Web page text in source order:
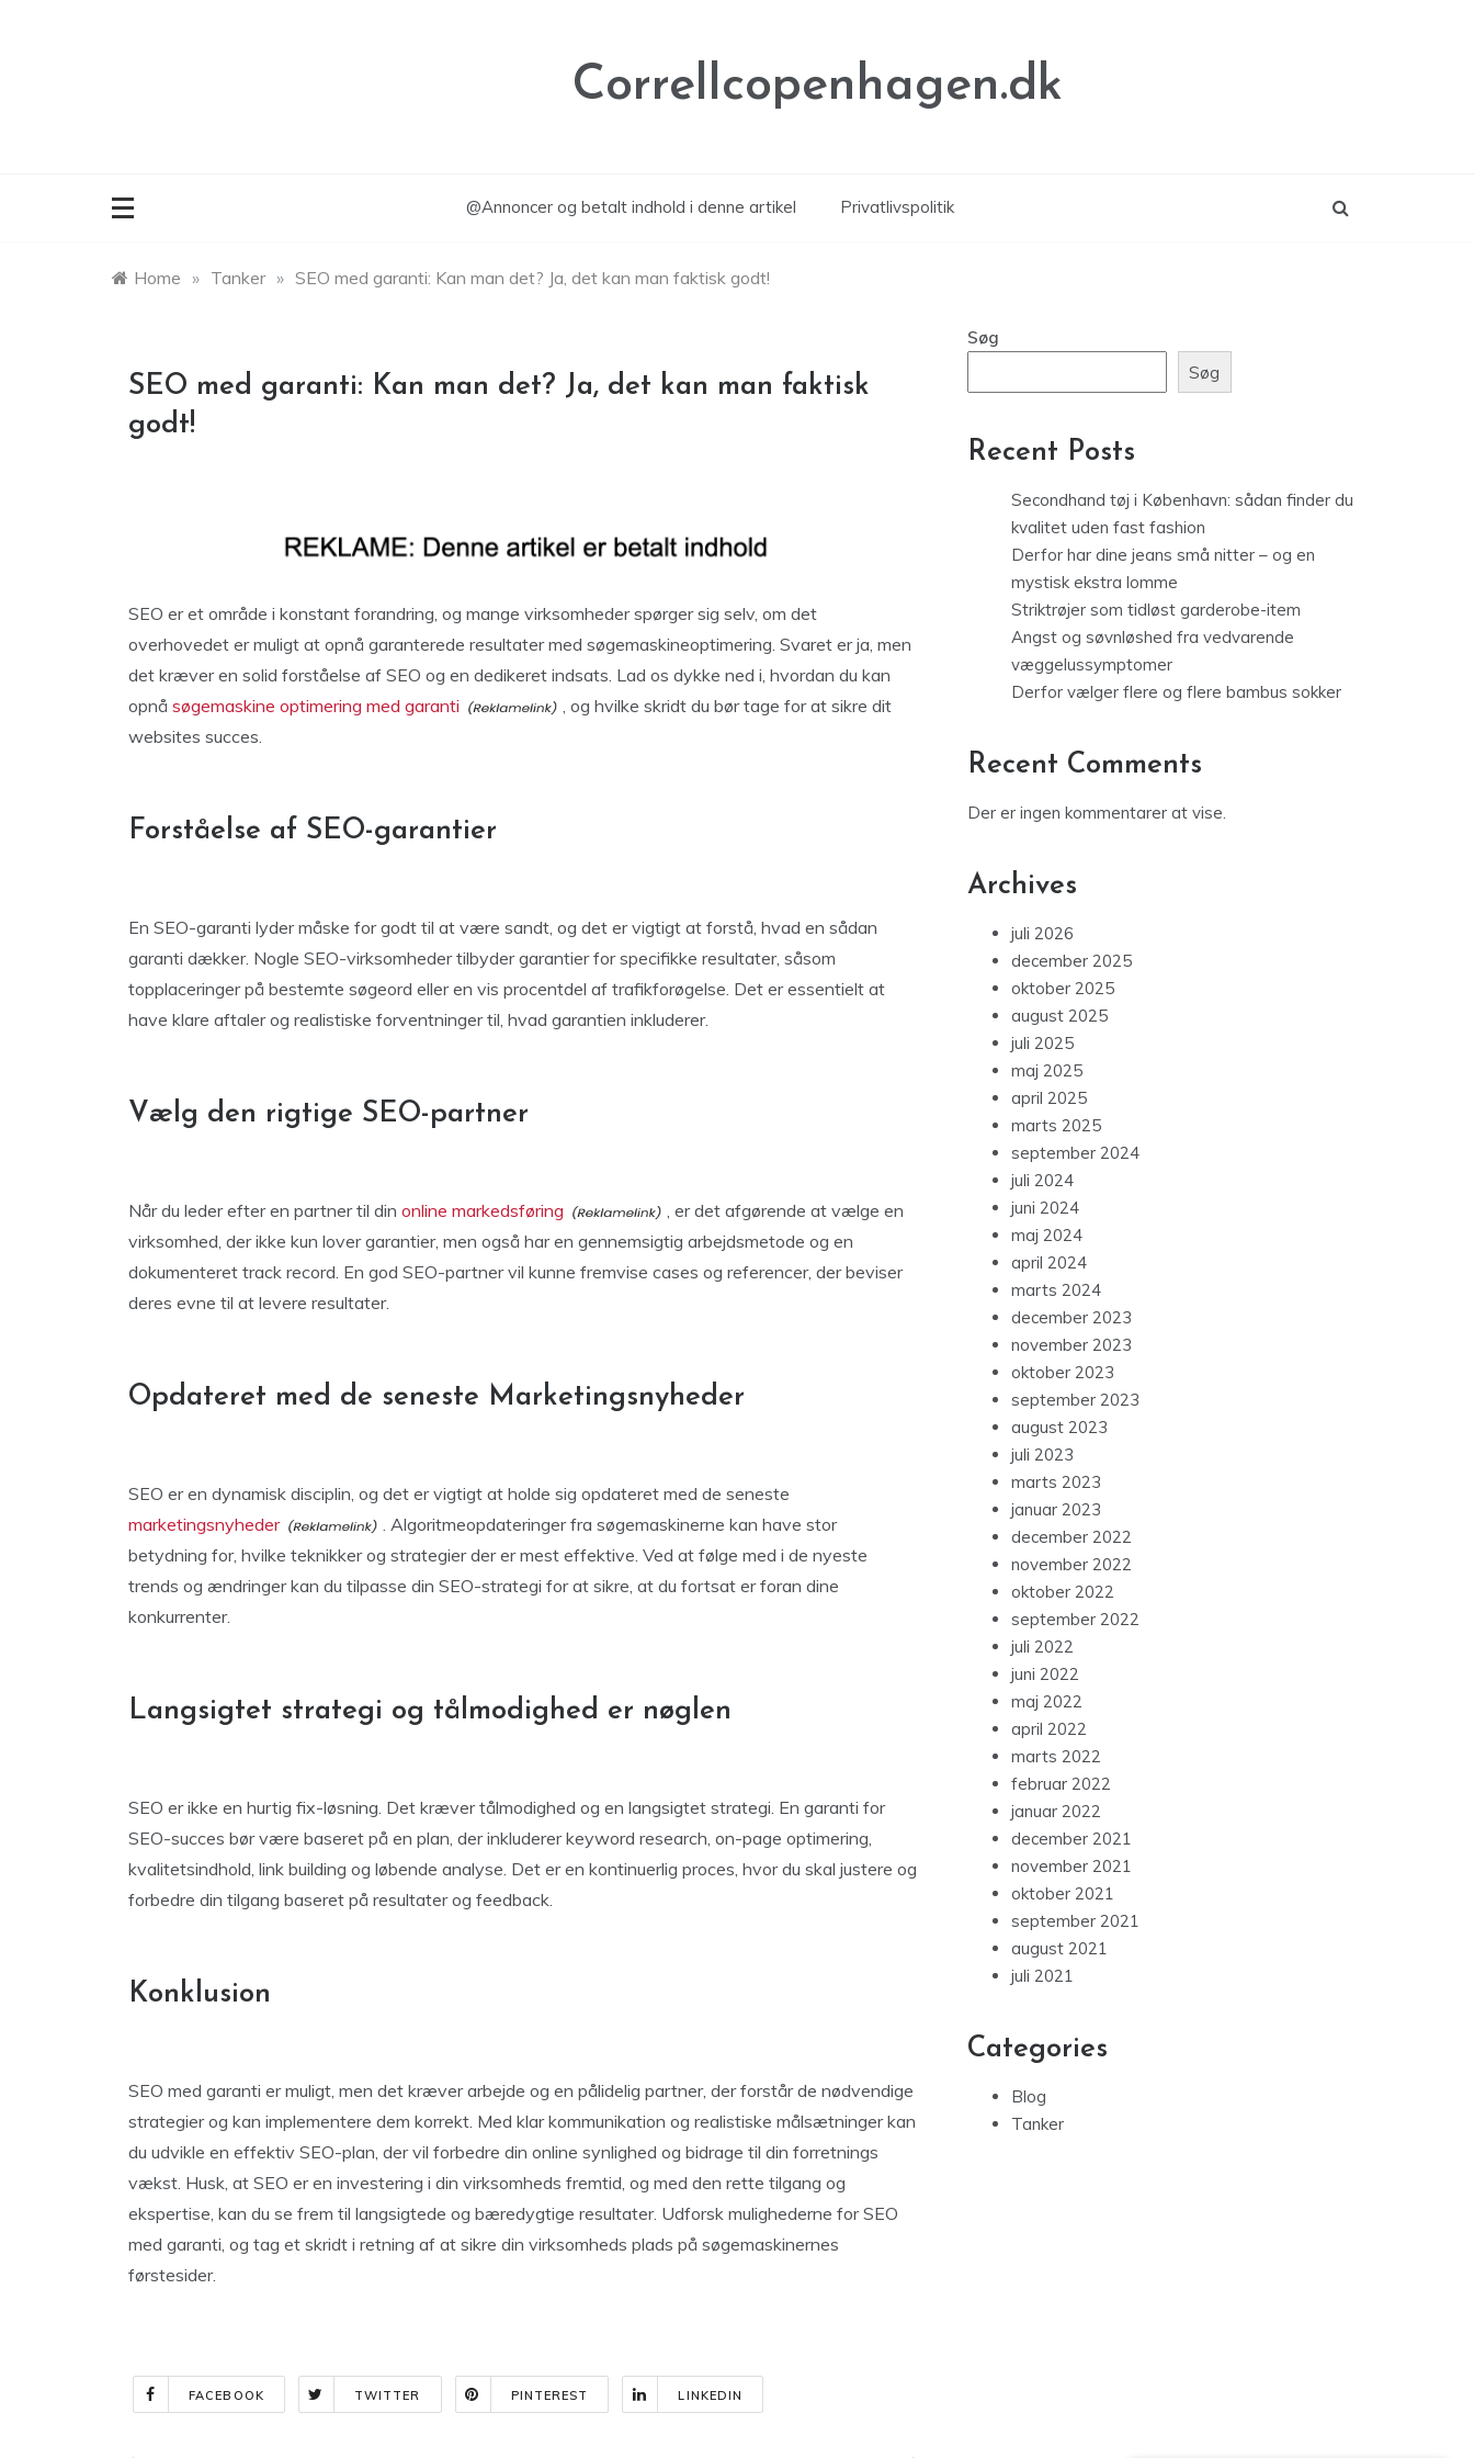
Correllcopenhagen.dk
@Annoncer og betalt indhold i denne artikel Privatlivspolitik
Home » Tanker » SEO med garanti: Kan man det? Ja, det kan man faktisk godt!
SEO med garanti: Kan man det? Ja, det kan man faktisk
godt!
SEO er et område i konstant forandring, og mange virksomheder spørger sig selv, om det
overhovedet er muligt at opnå garanterede resultater med søgemaskineoptimering. Svaret er ja, men
det kræver en solid forståelse af SEO og en dedikeret indsats. Lad os dykke ned i, hvordan du kan
opnå søgemaskine optimering med garanti
, og hvilke skridt du bør tage for at sikre dit
websites succes.
Forståelse af SEO-garantier
En SEO-garanti lyder måske for godt til at være sandt, og det er vigtigt at forstå, hvad en sådan
garanti dækker. Nogle SEO-virksomheder tilbyder garantier for specifikke resultater, såsom
topplaceringer på bestemte søgeord eller en vis procentdel af trafikforøgelse. Det er essentielt at
have klare aftaler og realistiske forventninger til, hvad garantien inkluderer.
Vælg den rigtige SEO-partner
Når du leder efter en partner til din online markedsføring
, er det afgørende at vælge en
virksomhed, der ikke kun lover garantier, men også har en gennemsigtig arbejdsmetode og en
dokumenteret track record. En god SEO-partner vil kunne fremvise cases og referencer, der beviser
deres evne til at levere resultater.
Opdateret med de seneste Marketingsnyheder
SEO er en dynamisk disciplin, og det er vigtigt at holde sig opdateret med de seneste
marketingsnyheder
. Algoritmeopdateringer fra søgemaskinerne kan have stor
betydning for, hvilke teknikker og strategier der er mest effektive. Ved at følge med i de nyeste
trends og ændringer kan du tilpasse din SEO-strategi for at sikre, at du fortsat er foran dine
konkurrenter.
Langsigtet strategi og tålmodighed er nøglen
SEO er ikke en hurtig fix-løsning. Det kræver tålmodighed og en langsigtet strategi. En garanti for
SEO-succes bør være baseret på en plan, der inkluderer keyword research, on-page optimering,
kvalitetsindhold, link building og løbende analyse. Det er en kontinuerlig proces, hvor du skal justere og
forbedre din tilgang baseret på resultater og feedback.
Konklusion
SEO med garanti er muligt, men det kræver arbejde og en pålidelig partner, der forstår de nødvendige
strategier og kan implementere dem korrekt. Med klar kommunikation og realistiske målsætninger kan
du udvikle en effektiv SEO-plan, der vil forbedre din online synlighed og bidrage til din forretnings
vækst. Husk, at SEO er en investering i din virksomheds fremtid, og med den rette tilgang og
ekspertise, kan du se frem til langsigtede og bæredygtige resultater. Udforsk mulighederne for SEO
med garanti, og tag et skridt i retning af at sikre din virksomheds plads på søgemaskinernes
førstesider.
FACEBOOK TWITTER PINTEREST LINKEDIN
Søg
Søg
Recent Posts
Secondhand tøj i København: sådan finder du
kvalitet uden fast fashion
Derfor har dine jeans små nitter – og en
mystisk ekstra lomme
Striktrøjer som tidløst garderobe-item
Angst og søvnløshed fra vedvarende
væggelussymptomer
Derfor vælger flere og flere bambus sokker
Recent Comments
Der er ingen kommentarer at vise.
Archives
juli 2026
december 2025
oktober 2025
august 2025
juli 2025
maj 2025
april 2025
marts 2025
september 2024
juli 2024
juni 2024
maj 2024
april 2024
marts 2024
december 2023
november 2023
oktober 2023
september 2023
august 2023
juli 2023
marts 2023
januar 2023
december 2022
november 2022
oktober 2022
september 2022
juli 2022
juni 2022
maj 2022
april 2022
marts 2022
februar 2022
januar 2022
december 2021
november 2021
oktober 2021
september 2021
august 2021
juli 2021
Categories
Blog
Tanker